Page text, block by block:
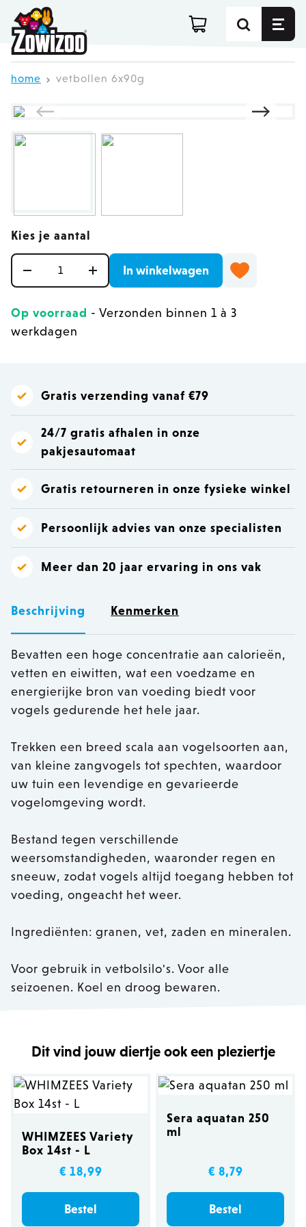
Ga direct door naar de inhoud
home vetbollen 6x90g
Kies je aantal
In winkelwagen
Op voorraad - Verzonden binnen 1 à 3
werkdagen
Gratis verzending vanaf €79
24/7 gratis afhalen in onze
pakjesautomaat
Gratis retourneren in onze fysieke winkel
Persoonlijk advies van onze specialisten
Meer dan 20 jaar ervaring in ons vak
Beschrijving Kenmerken
Bevatten een hoge concentratie aan calorieën,
vetten en eiwitten, wat een voedzame en
energierijke bron van voeding biedt voor
vogels gedurende het hele jaar.
Trekken een breed scala aan vogelsoorten aan,
van kleine zangvogels tot spechten, waardoor
uw tuin een levendige en gevarieerde
vogelomgeving wordt.
Bestand tegen verschillende
weersomstandigheden, waaronder regen en
sneeuw, zodat vogels altijd toegang hebben tot
voeding, ongeacht het weer.
Ingrediënten: granen, vet, zaden en mineralen.
Voor gebruik in vetbolsilo's. Voor alle
seizoenen. Koel en droog bewaren.
Dit vind jouw diertje ook een pleziertje
WHIMZEES Variety
Box 14st - L
€ 18,99
Bestel
Sera aquatan 250
ml
€ 8,79
Bestel